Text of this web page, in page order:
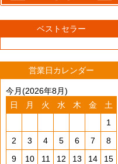
ベストセラー
営業日カレンダー
今月(2026年8月)
日
月 火 水 木 金
土
1
2
3 4 5 6 7
8
9
10 11 12 13 14
15